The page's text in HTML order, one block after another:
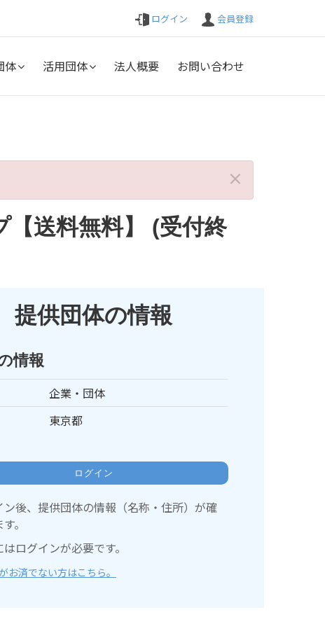
ログイン 会員登録
体 活用団体 法人概要 お問い合わせ
×
送料無料】 (受付終
提供団体の情報
情報
企業・団体
東京都
ログイン
後、提供団体の情報（名称・住所）が確
。
ログインが必要です。
お済でない方はこちら。